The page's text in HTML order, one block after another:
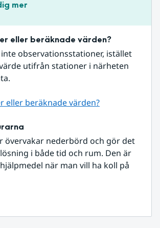
mer
eller beräknade värden?
observationsstationer, istället
utifrån stationer i närheten
eller beräknade värden?
övervakar nederbörd och gör det
i både tid och rum. Den är
när man vill ha koll på